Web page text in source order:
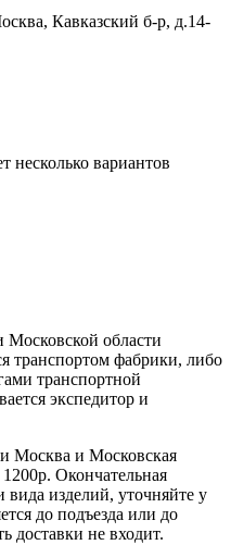
Кавказский б-р, д.14-
несколько вариантов
Московской области
транспортом фабрики, либо
транспортной
экспедитор и
Москва и Московская
Окончательная
вида изделий, уточняйте у
до подъезда или до
доставки не входит.